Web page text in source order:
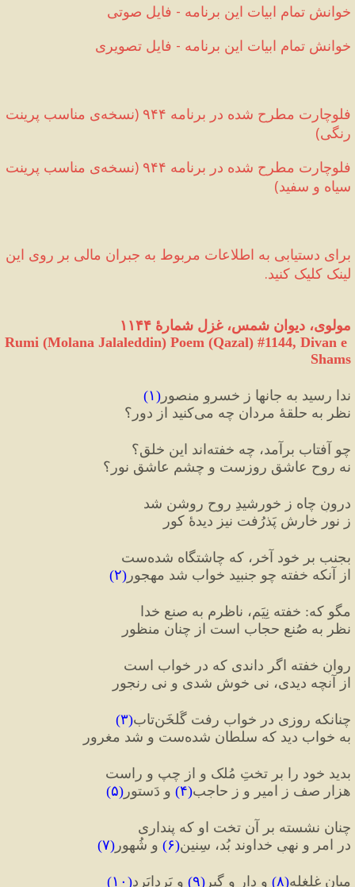
خوانش تمام ابیات این برنامه - فایل صوتی
خوانش تمام ابیات این برنامه - فایل تصویری
فلوچارت مطرح شده در برنامه ۹۴۴ (
رنگی)
فلوچارت مطرح شده در برنامه ۹۴۴
(
سیاه و سفید)
لینک کلیک کنید.
مولوی، دیوان شمس، غزل شمارهٔ ۱۱۴۴
Rumi (Molana Jalaleddin) Poem (Qazal) #1144, Divan e
Shams
ندا رسید به جانها ز خسروِ منصور (۱)
نظر به حلقهٔ مردان چه می‌کنید از دور؟
چو آفتاب برآمد، چه خفته‌اند این خلق؟
نه روح عاشقِ روزست و چشم عاشقِ نور؟
درونِ چاه ز خورشیدِ روح روشن شد
ز نور خارش پَذرُفت نیز دیدهٔ کور
بجنب بر خود آخر، که چاشتگاه شده‌ست
از آنکه خفته چو جنبید خواب شد مهجور (۲)
مگو که: خفته نِیَم، ناظرم به صنعِ خدا
نظر به صُنع حجاب است از چنان منظور
روانِ خفته اگر داندی که در خواب است
از آنچه دیدی، نی خوش شدی و نی رنجور
چنانکه روزی در خواب رفت گُلخَن‌تاب (۳)
به خواب دید که سلطان شده‌ست و شد مغرور
بدید خود را بر تختِ مُلک و از چپ و راست
هزار صف ز امیر و ز حاجب(۴) و دَستور (۵)
چنان نشسته بر آن تخت او که پنداری
در امر و نهیِ خداوند بُد، سِنین(۶) و شُهور (۷)
میانِ غلغله(۸) و دار و گیر (۹) و بَردابَرد( ۱۰)